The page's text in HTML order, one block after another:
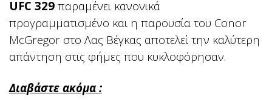
UFC 329 παραμένει κανονικά
προγραμματισμένο και η παρουσία του Conor
McGregor στο Λας Βέγκας αποτελεί την καλύτερη
απάντηση στις φήμες που κυκλοφόρησαν.
Διαβάστε ακόμα :